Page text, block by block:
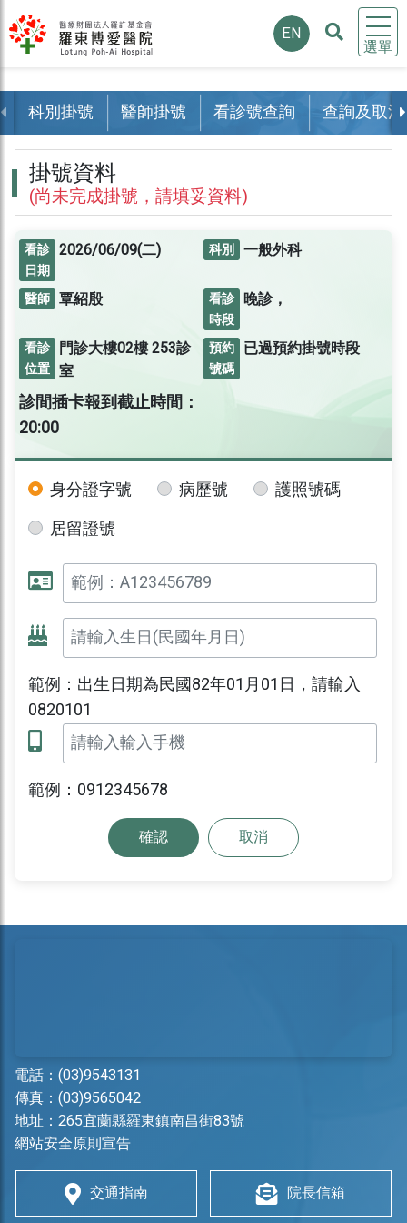
選單
EN
科別掛號 醫師掛號 看診號查詢 查詢及取消
掛號資料
(尚未完成掛號，請填妥資料)
看診
日期
2026/06/09(二) 科別 一般外科
醫師 覃紹殷
看診
時段
晚診，
看診
位置
門診大樓02樓253診
室
預約
號碼
已過預約掛號時段
診間插卡報到截止時間：
20:00
身分證字號 病歷號
護照號碼
居留證號
範例：出生日期為民國82年01月01日，請輸入
0820101
範例：0912345678
確認 取消
電話： (03)9543131
傳真：(03)9565042
地址： 265宜蘭縣羅東鎮南昌街83號
網站安全原則宣告
交通指南 院長信箱